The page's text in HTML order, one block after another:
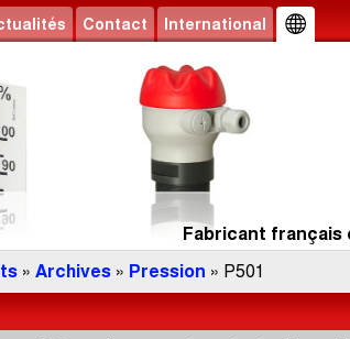
Contact International
Fabricant français
» Archives » Pression » P501